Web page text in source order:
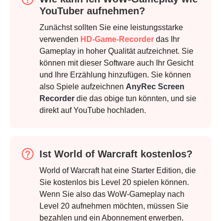
Schritt 1.
Schritt 2.
Schritt 3.
YouTuber aufnehmen?
Zunächst sollten Sie eine leistungsstarke
verwenden HD-Game-Recorder das Ihr
Gameplay in hoher Qualität aufzeichnet. Sie
können mit dieser Software auch Ihr Gesicht
und Ihre Erzählung hinzufügen. Sie können
also Spiele aufzeichnen AnyRec Screen
Recorder die das obige tun könnten, und sie
direkt auf YouTube hochladen.
Ist World of Warcraft kostenlos?
World of Warcraft hat eine Starter Edition, die
Sie kostenlos bis Level 20 spielen können.
Wenn Sie also das WoW-Gameplay nach
Level 20 aufnehmen möchten, müssen Sie
bezahlen und ein Abonnement erwerben.